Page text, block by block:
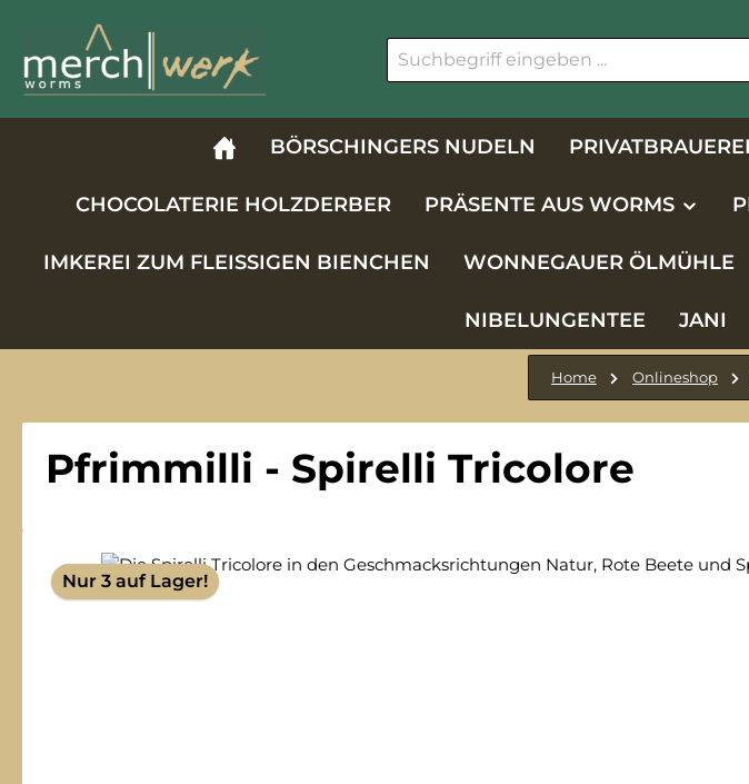
Hauptinhalt springen
Zur Suche springen
Zur Hauptnavigation springen
BÖRSCHINGERS NUDELN
CHOCOLATERIE HOLZDERBER PRÄSENTE AUS WORMS
IMKEREI ZUM FLEISSIGEN BIENCHEN WONNEGAUER ÖLMÜHLE
NIBELUNGENTEE JANI
Home Onlineshop
Pfrimmilli - Spirelli Tricolore
Bildergalerie überspringen
Nur 3 auf Lager!